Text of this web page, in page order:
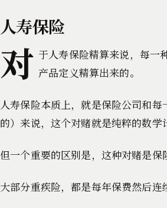
人寿保险
对 于人寿保险精算来说，每一
产品定义精算出来的。
人寿保险本质上，就是保险公司和
的）来说，这个对赌就是纯粹的数学
但一个重要的区别是，这种对赌是保
大部分重疾险，都是每年保费然后